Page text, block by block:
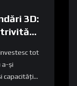
3D:
tot
a-și
capacități...